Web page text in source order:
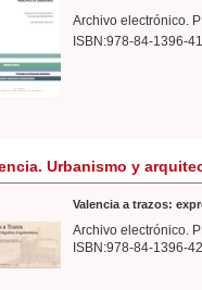
Archivo electrónico.
ISBN:978-84-1396-
Urbanismo y
Valencia a trazos:
Archivo electrónico.
ISBN:978-84-1396-